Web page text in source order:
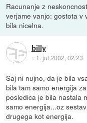
Racunanje z
verjame vanjo: gostota v
bila nicelna.
billy
:: 1. jul 2002, 02:23
Saj ni nujno, da je bila
bila tam samo energija
posledica je bila nastala
samo energija...oz
drugega kot energija.